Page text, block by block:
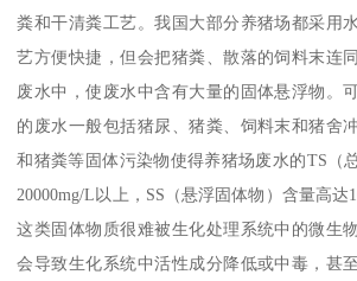
粪和干清粪工艺。我国大部分养猪场都采用
艺方便快捷，但会把猪粪、散落的饲料末连
废水中，使废水中含有大量的固体悬浮物。
的废水一般包括猪尿、猪粪、饲料末和猪舍
和猪粪等固体污染物使得养猪场废水的TS（
20000mg/L以上，SS（悬浮固体物）含量高达
这类固体物质很难被生化处理系统中的微生
会导致生化系统中活性成分降低或中毒，甚